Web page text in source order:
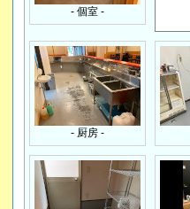
- 個室 -
- 厨房 -